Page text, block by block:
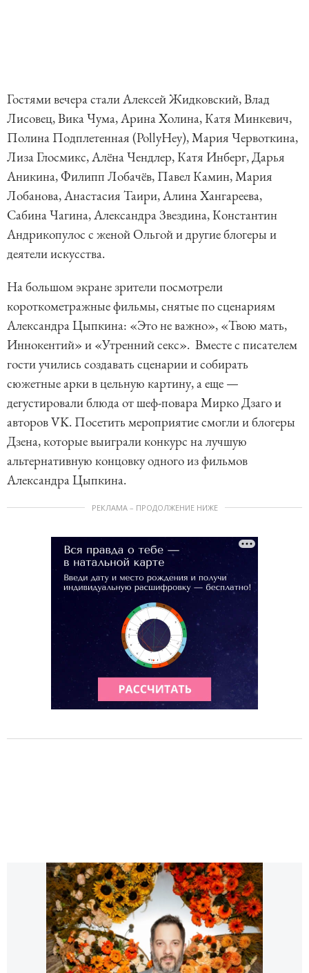
Гостями вечера стали Алексей Жидковский, Влад
Лисовец, Вика Чума, Арина Холина, Катя Минкевич,
Полина Подплетенная (PollyHey), Мария Червоткина,
Лиза Глосмикс, Алёна Чендлер, Катя Инберг, Дарья
Аникина, Филипп Лобачёв, Павел Камин, Мария
Лобанова, Анастасия Таири, Алина Хангареева,
Сабина Чагина, Александра Звездина, Константин
Андрикопулос с женой Ольгой и другие блогеры и
деятели искусства.
На большом экране зрители посмотрели
короткометражные фильмы, снятые по сценариям
Александра Цыпкина: «Это не важно», «Твою мать,
Иннокентий» и «Утренний секс». Вместе с писателем
гости учились создавать сценарии и собирать
сюжетные арки в цельную картину, а еще —
дегустировали блюда от шеф-повара Мирко Дзаго и
авторов VK. Посетить мероприятие смогли и блогеры
Дзена, которые выиграли конкурс на лучшую
альтернативную концовку одного из фильмов
Александра Цыпкина.
РЕКЛАМА – ПРОДОЛЖЕНИЕ НИЖЕ